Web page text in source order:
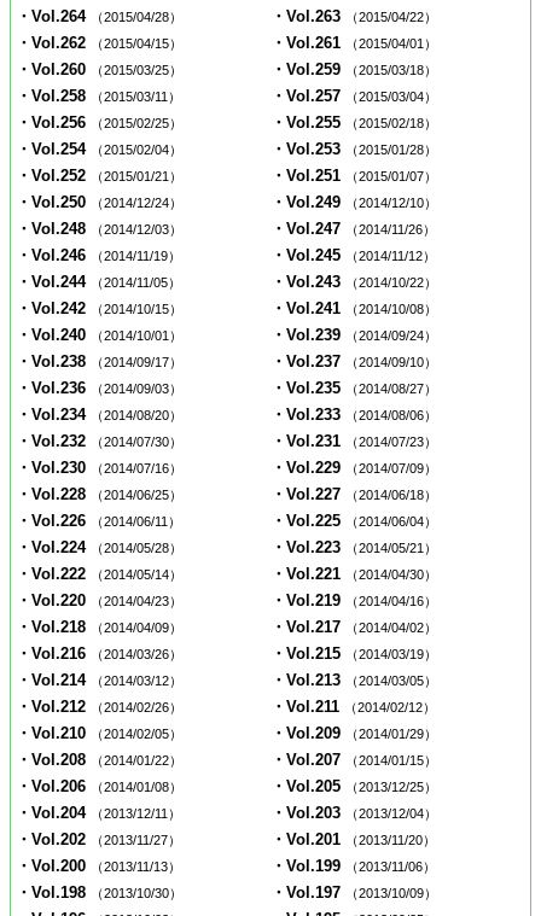
・Vol.264 （2015/04/28） ・Vol.263 （2015/04/22）
・Vol.262 （2015/04/15） ・Vol.261 （2015/04/01）
・Vol.260 （2015/03/25） ・Vol.259 （2015/03/18）
・Vol.258 （2015/03/11） ・Vol.257 （2015/03/04）
・Vol.256 （2015/02/25） ・Vol.255 （2015/02/18）
・Vol.254 （2015/02/04） ・Vol.253 （2015/01/28）
・Vol.252 （2015/01/21） ・Vol.251 （2015/01/07）
・Vol.250 （2014/12/24） ・Vol.249 （2014/12/10）
・Vol.248 （2014/12/03） ・Vol.247 （2014/11/26）
・Vol.246 （2014/11/19） ・Vol.245 （2014/11/12）
・Vol.244 （2014/11/05） ・Vol.243 （2014/10/22）
・Vol.242 （2014/10/15） ・Vol.241 （2014/10/08）
・Vol.240 （2014/10/01） ・Vol.239 （2014/09/24）
・Vol.238 （2014/09/17） ・Vol.237 （2014/09/10）
・Vol.236 （2014/09/03） ・Vol.235 （2014/08/27）
・Vol.234 （2014/08/20） ・Vol.233 （2014/08/06）
・Vol.232 （2014/07/30） ・Vol.231 （2014/07/23）
・Vol.230 （2014/07/16） ・Vol.229 （2014/07/09）
・Vol.228 （2014/06/25） ・Vol.227 （2014/06/18）
・Vol.226 （2014/06/11） ・Vol.225 （2014/06/04）
・Vol.224 （2014/05/28） ・Vol.223 （2014/05/21）
・Vol.222 （2014/05/14） ・Vol.221 （2014/04/30）
・Vol.220 （2014/04/23） ・Vol.219 （2014/04/16）
・Vol.218 （2014/04/09） ・Vol.217 （2014/04/02）
・Vol.216 （2014/03/26） ・Vol.215 （2014/03/19）
・Vol.214 （2014/03/12） ・Vol.213 （2014/03/05）
・Vol.212 （2014/02/26） ・Vol.211 （2014/02/12）
・Vol.210 （2014/02/05） ・Vol.209 （2014/01/29）
・Vol.208 （2014/01/22） ・Vol.207 （2014/01/15）
・Vol.206 （2014/01/08） ・Vol.205 （2013/12/25）
・Vol.204 （2013/12/11） ・Vol.203 （2013/12/04）
・Vol.202 （2013/11/27） ・Vol.201 （2013/11/20）
・Vol.200 （2013/11/13） ・Vol.199 （2013/11/06）
・Vol.198 （2013/10/30） ・Vol.197 （2013/10/09）